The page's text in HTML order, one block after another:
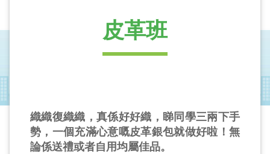
皮革班
織織復織織，真係好好織，睇同學三兩下手
勢，一個充滿心意嘅皮革銀包就做好啦！無
論係送禮或者自用均屬佳品。